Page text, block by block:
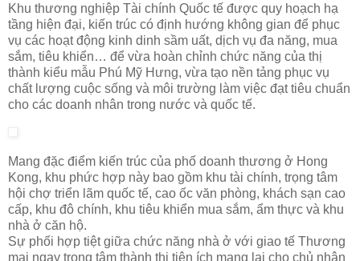
Khu thương nghiệp Tài chính Quốc tế được quy hoạch hạ
tầng hiện đại, kiến trúc có định hướng không gian để phục
vụ các hoạt động kinh dinh sầm uất, dịch vụ đa năng, mua
sắm, tiêu khiển… để vừa hoàn chỉnh chức năng của thị
thành kiểu mẫu Phú Mỹ Hưng, vừa tạo nền tảng phục vụ
chất lượng cuộc sống và môi trường làm việc đạt tiêu chuẩn
cho các doanh nhân trong nước và quốc tế.
Mang đặc điểm kiến trúc của phố doanh thương ở Hong
Kong, khu phức hợp này bao gồm khu tài chính, trọng tâm
hội chợ triển lãm quốc tế, cao ốc văn phòng, khách sạn cao
cấp, khu đô chính, khu tiêu khiển mua sắm, ẩm thực và khu
nhà ở căn hộ.
Sự phối hợp tiệt giữa chức năng nhà ở với giao tế Thương
mại ngay trọng tâm thành thị tiện ích mang lại cho chủ nhân